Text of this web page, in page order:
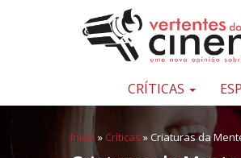
Pular para o conteúdo
Uma
sobre
sétima
CRÍTICAS
Início » Críticas »Criaturas da